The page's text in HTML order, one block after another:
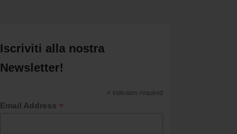
Iscriviti alla nostra
Newsletter!
* indicates required
Email Address *